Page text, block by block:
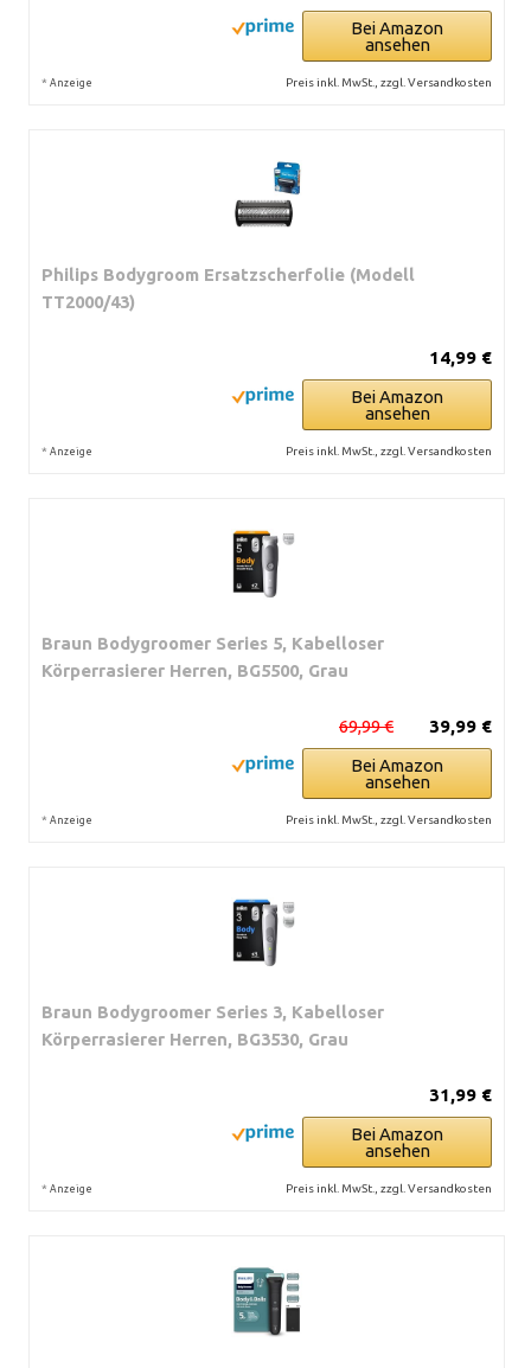
Bei Amazon
ansehen
* Anzeige Preis inkl. MwSt., zzgl. Versandkosten
Philips Bodygroom Ersatzscherfolie (Modell
TT2000/43)
14,99 €
Bei Amazon
ansehen
* Anzeige Preis inkl. MwSt., zzgl. Versandkosten
Braun Bodygroomer Series 5, Kabelloser
Körperrasierer Herren, BG5500, Grau
39,99 €
69,99 €
Bei Amazon
ansehen
* Anzeige Preis inkl. MwSt., zzgl. Versandkosten
Braun Bodygroomer Series 3, Kabelloser
Körperrasierer Herren, BG3530, Grau
31,99 €
Bei Amazon
ansehen
* Anzeige Preis inkl. MwSt., zzgl. Versandkosten